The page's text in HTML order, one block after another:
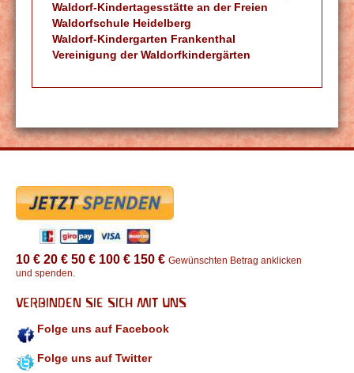
Waldorf-Kindertagesstätte an der Freien
Waldorfschule Heidelberg
Waldorf-Kindergarten Frankenthal
Vereinigung der Waldorfkindergärten
10 € 20 € 50 € 100 € 150 € Gewünschten Betrag anklicken
und spenden.
VERBINDEN SIE SICH MIT UNS
Folge uns auf Facebook
Folge uns auf Twitter